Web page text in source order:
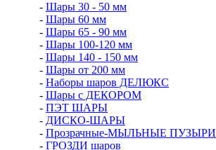
- Шары 30 - 50 мм
- Шары 60 мм
- Шары 65 - 90 мм
- Шары 100-120 мм
- Шары 140 - 150 мм
- Шары от 200 мм
- Наборы шаров ДЕЛЮКС
- Шары с ДЕКОРОМ
- ПЭТ ШАРЫ
- ДИСКО-ШАРЫ
- Прозрачные-МЫЛЬНЫЕ ПУЗЫРИ
- ГРОЗДИ шаров